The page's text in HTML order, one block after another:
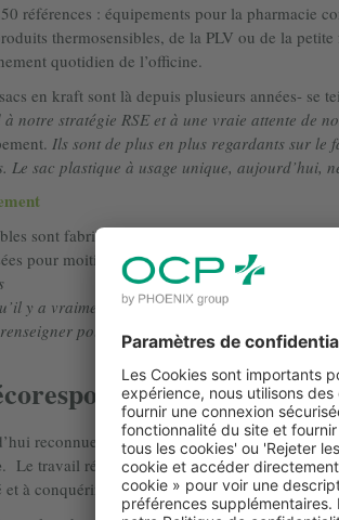
références : équipements pour la pharmacie
thermosensibles, de la PLV ou de la
quotidien de l’officine.
en kraft sont là depuis plusieurs années- se
notre stratégie RSE et à une vraie attente de
Ils sont de plus en plus regardants sur le
Le sac plastique à usage unique, aujourd’hui,
sont fabriquées à partir de 45% de matières
pour moitié de tencel, de la pulpe de bois).
y a vraiment des clients qui y font très
pour voir si les produits
»
reconnue au-delà de nos clients OCP,
. Le travail réalisé depuis un an autour du
à conquérir de nouveaux clients.